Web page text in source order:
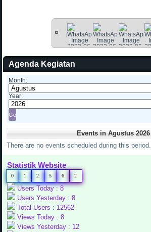
Agenda Kegiatan
Month:
Year:
Events in Agustus 2026
There are no events scheduled during this period.
Statistik Website
0 1 2 5 6 2
Users Today : 8
Users Yesterday : 8
Total Users : 12562
Views Today : 8
Views Yesterday : 12